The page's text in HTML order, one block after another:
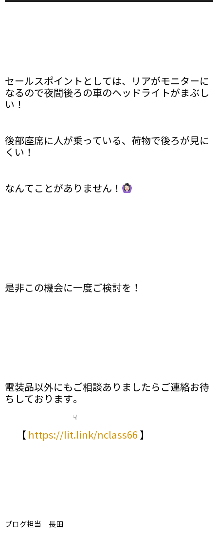
セールスポイントとしては、リアがモニターに
なるので夜間後ろの車のヘッドライトがまぶし
い！
後部座席に人が乗っている、荷物で後ろが見に
くい！
なんてことがありません！
是非この機会に一度ご検討を！
電装品以外にもご相談ありましたらご連絡お待
ちしております。
☟
【 https://lit.link/nclass66 】
ブログ担当 長田